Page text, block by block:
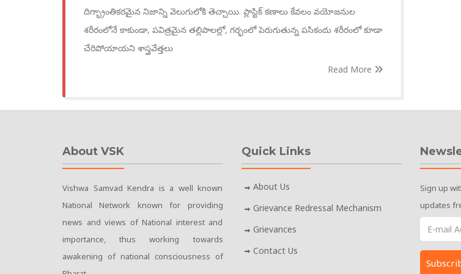
దిగ్భ్రాంతికరమైన నిజాన్ని వెలుగులోకి తెచ్చాయి. ప్లాస్టిక్ కణాలు కేవలం వయోజనుల
శరీరంలోనే కాకుండా, పవిత్రమైన తల్లిపాలల్లో, గర్భంలో పెరుగుతున్న పసికందు శరీరంలో కూడా
చేరిపోయాయని శాస్త్రవేత్తలు
Read More
About VSK
Vishwa Samvad Kendra is a well known
National Network known for providing
news and views of National interest and
importance, thus working towards
awakening of national consciousness of
Quick Links
About Us
Grievance Redressal Mechanism
Grievances
Contact Us
Sign up
updates